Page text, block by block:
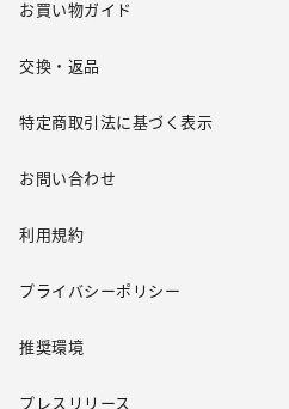
お買い物ガイド
交換・返品
特定商取引法に基づく表示
お問い合わせ
利用規約
プライバシーポリシー
推奨環境
プレスリリース